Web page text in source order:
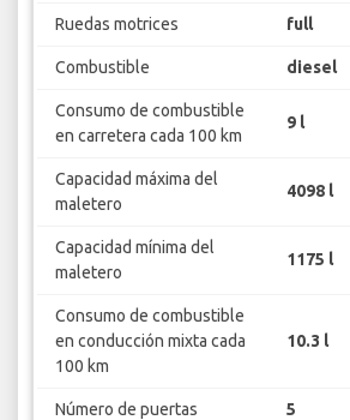
Ruedas motrices full
Combustible diesel
Consumo de combustible
en carretera cada 100 km
9 l
Capacidad máxima del
maletero
4098 l
Capacidad mínima del
maletero
1175 l
Consumo de combustible
en conducción mixta cada
100 km
10.3 l
Número de puertas 5